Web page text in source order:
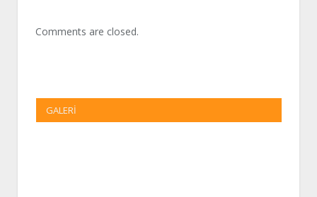
Comments are closed.
GALERI